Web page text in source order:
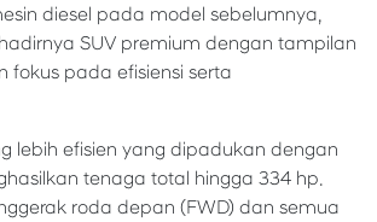
diesel pada model sebelumnya,
SUV premium dengan tampilan
fokus pada efisiensi serta
lebih efisien yang dipadukan dengan
tenaga total hingga 334 hp.
roda depan (FWD) dan semua